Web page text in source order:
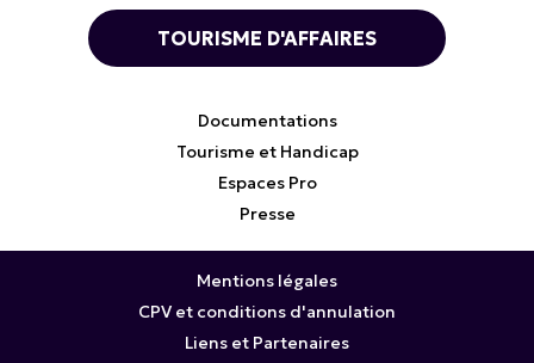
TOURISME D'AFFAIRES
Documentations
Tourisme et Handicap
Espaces Pro
Presse
Mentions légales
CPV et conditions d'annulation
Liens et Partenaires